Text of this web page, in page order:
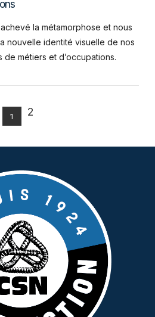
la métamorphose et nous
nouvelle identité visuelle de nos
métiers et d’occupations.
1 2